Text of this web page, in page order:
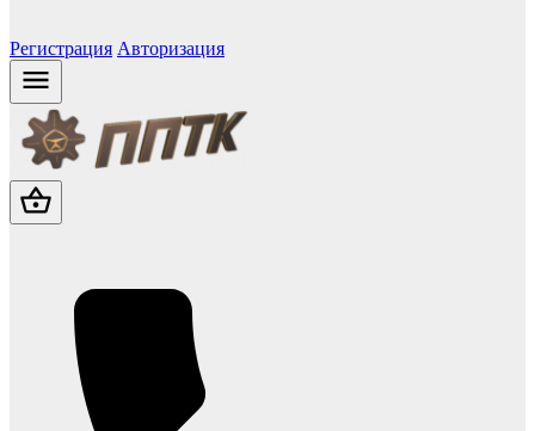
Регистрация Авторизация